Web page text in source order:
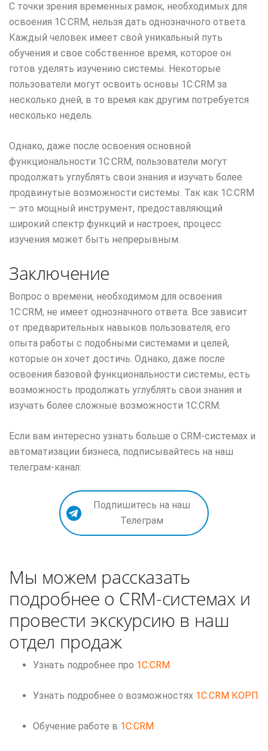
С точки зрения временных рамок, необходимых для
освоения 1С:CRM, нельзя дать однозначного ответа.
Каждый человек имеет свой уникальный путь
обучения и свое собственное время, которое он
готов уделять изучению системы. Некоторые
пользователи могут освоить основы 1С:CRM за
несколько дней, в то время как другим потребуется
несколько недель.
Однако, даже после освоения основной
функциональности 1С:CRM, пользователи могут
продолжать углублять свои знания и изучать более
продвинутые возможности системы. Так как 1С:CRM
— это мощный инструмент, предоставляющий
широкий спектр функций и настроек, процесс
изучения может быть непрерывным.
Заключение
Вопрос о времени, необходимом для освоения
1С:CRM, не имеет однозначного ответа. Все зависит
от предварительных навыков пользователя, его
опыта работы с подобными системами и целей,
которые он хочет достичь. Однако, даже после
освоения базовой функциональности системы, есть
возможность продолжать углублять свои знания и
изучать более сложные возможности 1С:CRM.
Если вам интересно узнать больше о CRM-системах и
автоматизации бизнеса, подписывайтесь на наш
телеграм-канал:
Подпишитесь на наш
Телеграм
Мы можем рассказать
подробнее о CRM-системах и
провести экскурсию в наш
отдел продаж
Узнать подробнее про 1C:CRM
Узнать подробнее о возможностях 1C:CRM КОРП
Обучение работе в 1C:CRM